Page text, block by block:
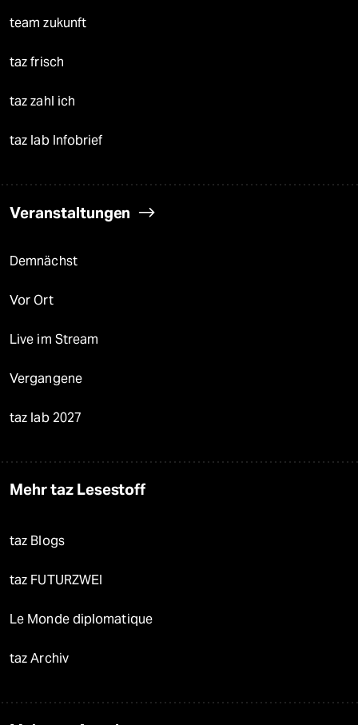
team zukunft
taz frisch
taz zahl ich
taz lab Infobrief
Veranstaltungen
Demnächst
Vor Ort
Live im Stream
Vergangene
taz lab 2027
Mehr taz Lesestoff
taz Blogs
taz FUTURZWEI
Le Monde diplomatique
taz Archiv